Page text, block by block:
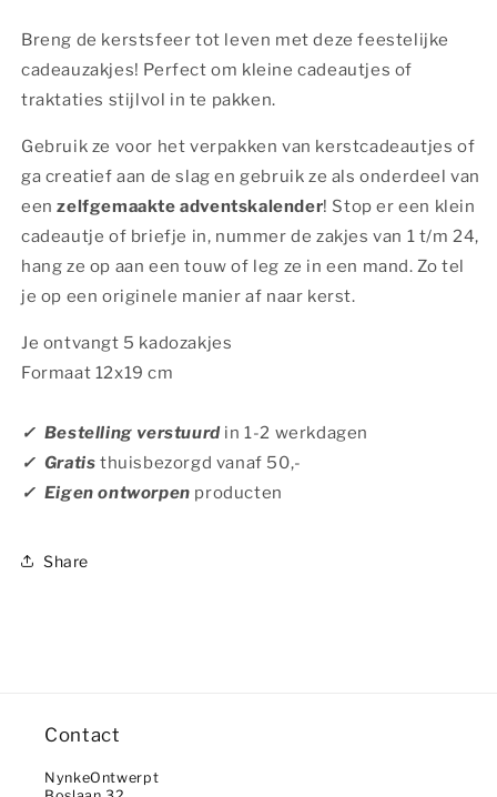
Breng de kerstsfeer tot leven met deze feestelijke
cadeauzakjes! Perfect om kleine cadeautjes of
traktaties stijlvol in te pakken.
Gebruik ze voor het verpakken van kerstcadeautjes of
ga creatief aan de slag en gebruik ze als onderdeel van
eenzelfgemaakte adventskalender! Stop er een klein
cadeautje of briefje in, nummer de zakjes van 1 t/m 24,
hang ze op aan een touw of leg ze in een mand. Zo tel
je op een originele manier af naar kerst.
Je ontvangt 5 kadozakjes
Formaat 12x19 cm
✓ Bestelling verstuurd in 1-2 werkdagen
✓ Gratis thuisbezorgd vanaf 50,-
✓ Eigen ontworpen producten
Share
Contact
NynkeOntwerpt